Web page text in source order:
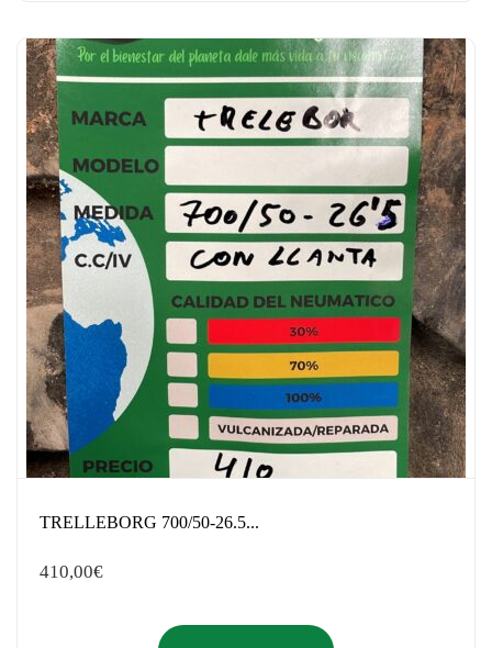
TRELLEBORG 700/50-26.5...
410,00€